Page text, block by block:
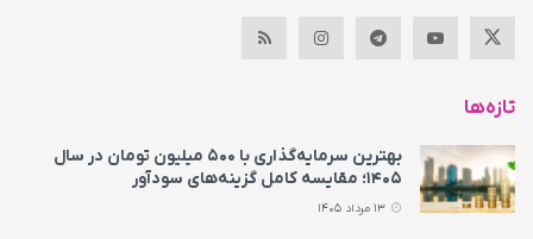
تازه‌ها
بهترین سرمایه‌گذاری با ۵۰۰ میلیون تومان در سال
۱۴۰۵؛ مقایسه کامل گزینه‌های سودآور